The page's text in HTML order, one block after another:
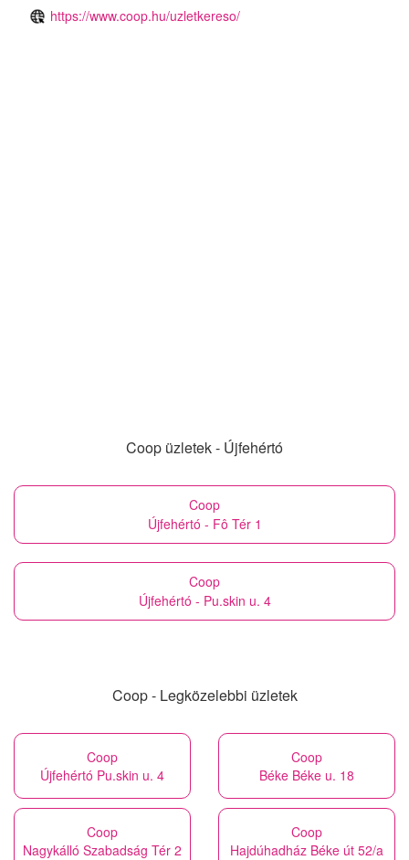
https://www.coop.hu/uzletkereso/
Coop üzletek - Újfehértó
Coop
Újfehértó - Fô Tér 1
Coop
Újfehértó - Pu.skin u. 4
Coop - Legközelebbi üzletek
Coop
Újfehértó Pu.skin u. 4
Coop
Béke Béke u. 18
Coop
Nagykálló Szabadság Tér 2
Coop
Hajdúhadház Béke út 52/a